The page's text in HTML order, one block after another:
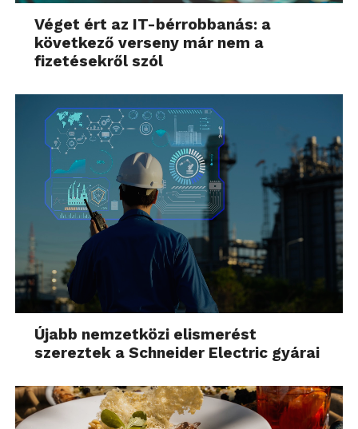
Véget ért az IT-bérrobbanás: a
következő verseny már nem a
fizetésekről szól
Újabb nemzetközi elismerést
szereztek a Schneider Electric gyárai